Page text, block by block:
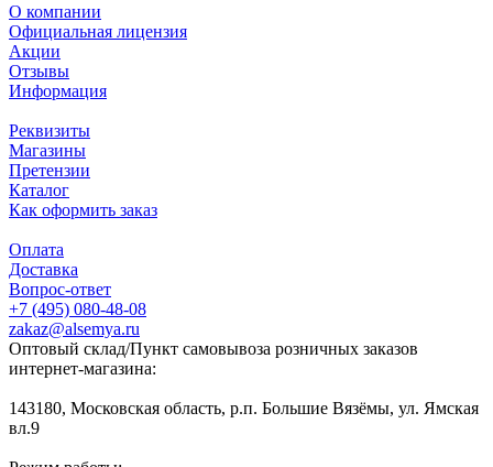
О компании
Официальная лицензия
Акции
Отзывы
Информация
Реквизиты
Магазины
Претензии
Каталог
Как оформить заказ
Оплата
Доставка
Вопрос-ответ
+7 (495) 080-48-08
zakaz@alsemya.ru
Оптовый склад/Пункт самовывоза розничных заказов
интернет-магазина:
143180, Московская область, р.п. Большие Вязёмы, ул. Ямская
вл.9